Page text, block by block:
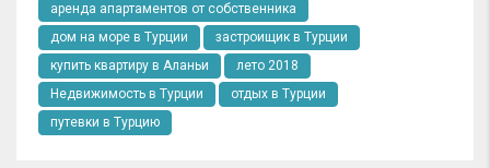
аренда апартаментов от собственника
дом на море в Турции
застроищик в Турции
купить квартиру в Аланьи
лето 2018
Недвижимость в Турции
отдых в Турции
путевки в Турцию